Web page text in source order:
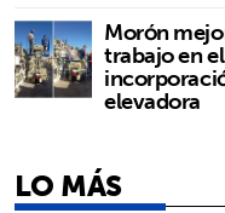
Morón
trabajo en
elevadora
LO MÁS